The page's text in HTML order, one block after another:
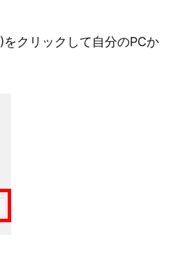
クリックして自分のPCか